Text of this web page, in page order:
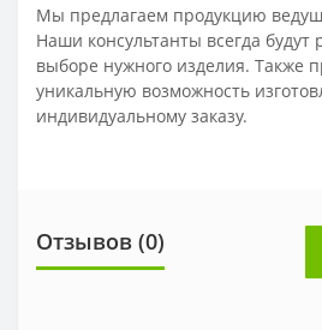
Мы предлагаем продукцию
Наши консультанты всегда
выборе нужного изделия. Также
уникальную возможность
индивидуальному заказу.
Отзывов (0)